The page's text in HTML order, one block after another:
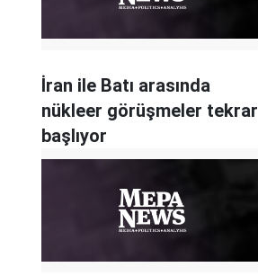
İran ile Batı arasında
nükleer görüşmeler tekrar
başlıyor